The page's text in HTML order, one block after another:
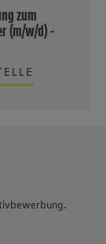
zum
(m/w/d) -